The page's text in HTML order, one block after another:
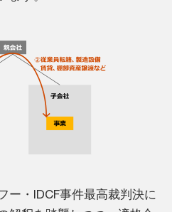
ー・IDCF事件最高裁判決に